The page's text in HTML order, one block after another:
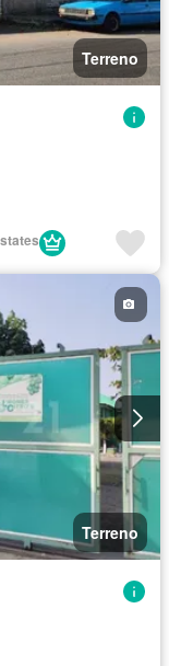
Terreno
Terreno